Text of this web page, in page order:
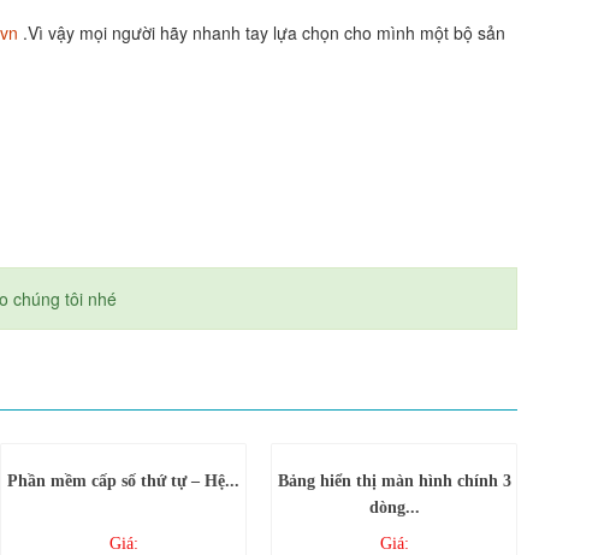
.Vì vậy mọi người hãy nhanh tay lựa chọn cho mình một bộ sản
chúng tôi nhé
Phần mềm cấp số thứ tự – Hệ...
Giá:
Bảng hiển thị màn hình chính 3
dòng...
Giá: